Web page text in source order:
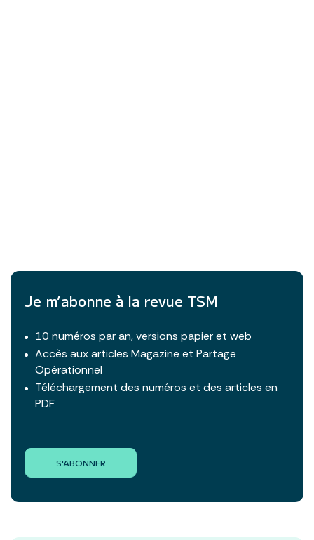
Je m’abonne à la revue TSM
10 numéros par an, versions papier et web
Accès aux articles Magazine et Partage
Opérationnel
Téléchargement des numéros et des articles en
PDF
S'ABONNER